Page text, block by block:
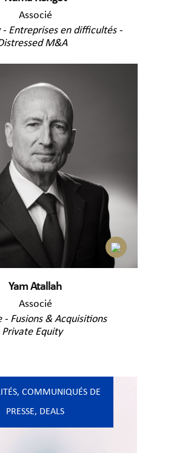
Associé
Entreprises en difficultés -
M&A
Yam Atallah
Associé
- Fusions & Acquisitions
Private Equity
,COMMUNIQUÉS DE
PRESSE, DEALS